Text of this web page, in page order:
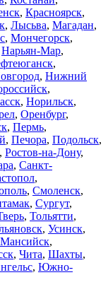
, Красноярск,
, Лысьва, Магадан,
, Мончегорск,
Нарьян-Мар,
,
, Нижний
,
, Норильск,
, Оренбург,
, Пермь,
, Печора, Подольск,
, Ростов-на-Дону,
, Санкт-
,
, Смоленск,
, Сургут,
, Тольятти,
, Усинск,
,
, Чита, Шахты,
, Южно-